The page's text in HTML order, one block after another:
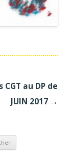
au DP de
JUIN 2017 →